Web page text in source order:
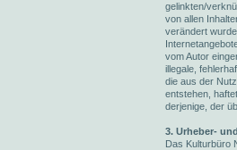
gelinkten/
von allen
verändert
vom Autor
illegale,
die aus der
entstehen,
derjenige, der
3. Urheber-
Das Kulturbüro